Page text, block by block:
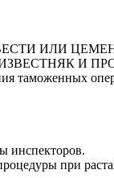
ИЛИ
ИЗВЕСТНЯК
инспекторов.
при